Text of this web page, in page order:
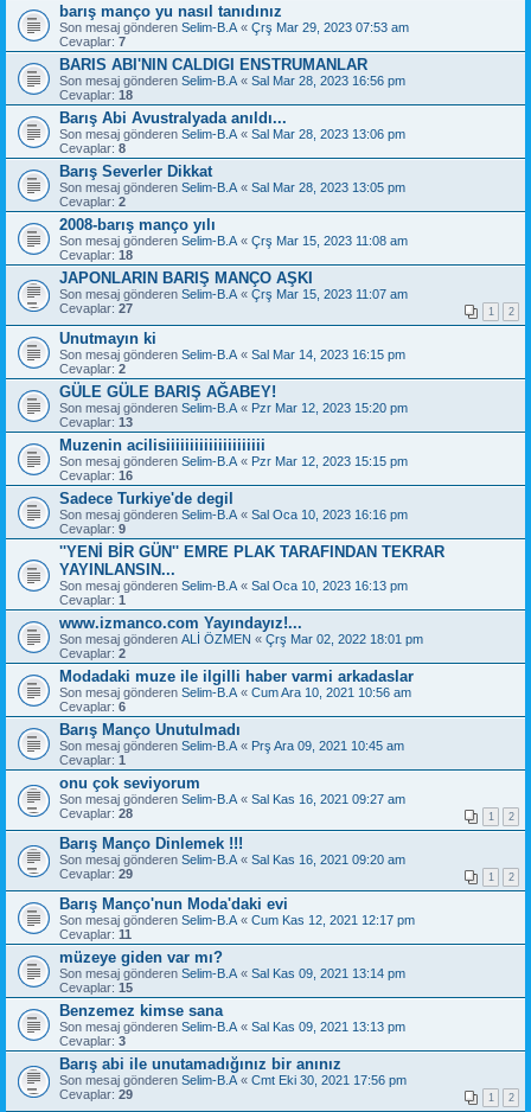
barış manço yu nasıl tanıdınız
Son mesaj gönderen Selim-B.A « Çrş Mar 29, 2023 07:53 am
Cevaplar: 7
BARIS ABI'NIN CALDIGI ENSTRUMANLAR
Son mesaj gönderen Selim-B.A « Sal Mar 28, 2023 16:56 pm
Cevaplar: 18
Barış Abi Avustralyada anıldı...
Son mesaj gönderen Selim-B.A « Sal Mar 28, 2023 13:06 pm
Cevaplar: 8
Barış Severler Dikkat
Son mesaj gönderen Selim-B.A « Sal Mar 28, 2023 13:05 pm
Cevaplar: 2
2008-barış manço yılı
Son mesaj gönderen Selim-B.A « Çrş Mar 15, 2023 11:08 am
Cevaplar: 18
JAPONLARIN BARIŞ MANÇO AŞKI
Son mesaj gönderen Selim-B.A « Çrş Mar 15, 2023 11:07 am
Cevaplar: 27 1 2
Unutmayın ki
Son mesaj gönderen Selim-B.A « Sal Mar 14, 2023 16:15 pm
Cevaplar: 2
GÜLE GÜLE BARIŞ AĞABEY!
Son mesaj gönderen Selim-B.A « Pzr Mar 12, 2023 15:20 pm
Cevaplar: 13
Muzenin acilisiiiiiiiiiiiiiiiiiiiii
Son mesaj gönderen Selim-B.A « Pzr Mar 12, 2023 15:15 pm
Cevaplar: 16
Sadece Turkiye'de degil
Son mesaj gönderen Selim-B.A « Sal Oca 10, 2023 16:16 pm
Cevaplar: 9
''YENİ BİR GÜN'' EMRE PLAK TARAFINDAN TEKRAR
YAYINLANSIN...
Son mesaj gönderen Selim-B.A « Sal Oca 10, 2023 16:13 pm
Cevaplar: 1
www.izmanco.com Yayındayız!...
Son mesaj gönderen ALİ ÖZMEN « Çrş Mar 02, 2022 18:01 pm
Cevaplar: 2
Modadaki muze ile ilgilli haber varmi arkadaslar
Son mesaj gönderen Selim-B.A « Cum Ara 10, 2021 10:56 am
Cevaplar: 6
Barış Manço Unutulmadı
Son mesaj gönderen Selim-B.A « Prş Ara 09, 2021 10:45 am
Cevaplar: 1
onu çok seviyorum
Son mesaj gönderen Selim-B.A « Sal Kas 16, 2021 09:27 am
Cevaplar: 28 1 2
Barış Manço Dinlemek !!!
Son mesaj gönderen Selim-B.A « Sal Kas 16, 2021 09:20 am
Cevaplar: 29 1 2
Barış Manço'nun Moda'daki evi
Son mesaj gönderen Selim-B.A « Cum Kas 12, 2021 12:17 pm
Cevaplar: 11
müzeye giden var mı?
Son mesaj gönderen Selim-B.A « Sal Kas 09, 2021 13:14 pm
Cevaplar: 15
Benzemez kimse sana
Son mesaj gönderen Selim-B.A « Sal Kas 09, 2021 13:13 pm
Cevaplar: 3
Barış abi ile unutamadığınız bir anınız
Son mesaj gönderen Selim-B.A « Cmt Eki 30, 2021 17:56 pm
Cevaplar: 29 1 2